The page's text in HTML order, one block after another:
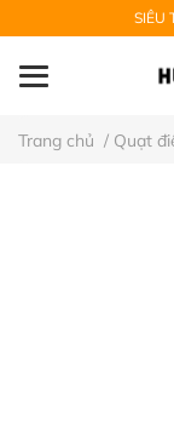
SIÊU
Trang chủ / Quạt